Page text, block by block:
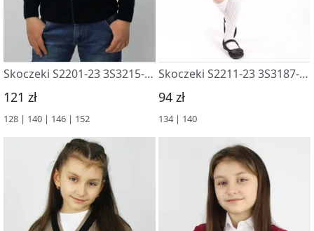
Skoczeki S2201-23 3S3215-D43 t.sinij
121 zł
128 | 140 | 146 | 152
Skoczeki S2211-23 3S3187-D43 t.sinij
94 zł
134 | 140